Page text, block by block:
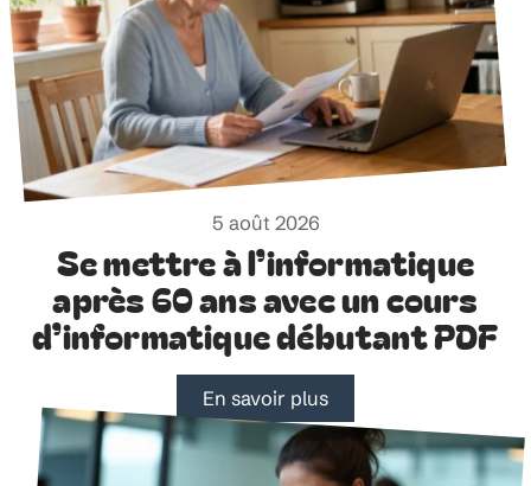
5 août 2026
Se mettre à l’informatique
après 60 ans avec un cours
d’informatique débutant PDF
En savoir plus